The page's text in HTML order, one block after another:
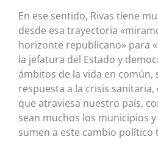
En ese sentido, Rivas tiene
desde esa trayectoria
horizonte republicano» para
la jefatura del Estado y
ámbitos de la vida en
respuesta a la crisis sanitaria,
que atraviesa nuestro país,
sean muchos los municipios
sumen a este cambio político